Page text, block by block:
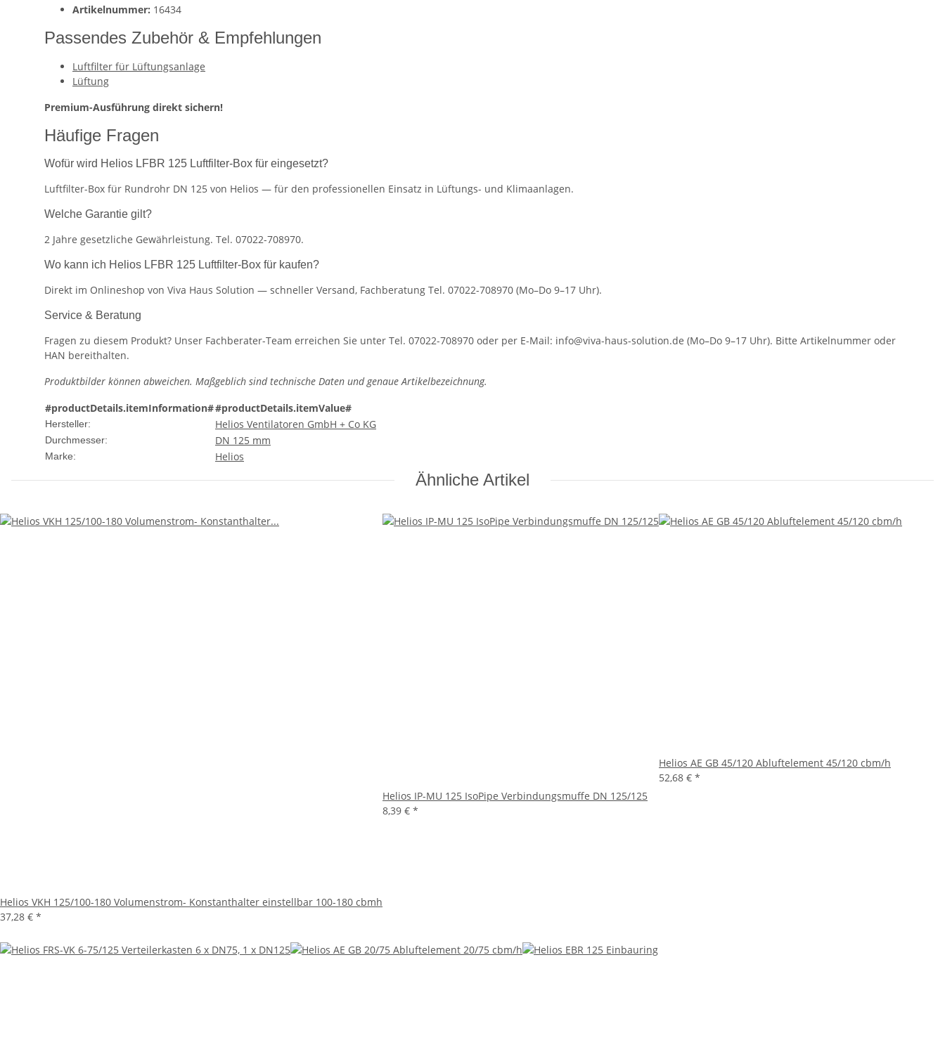
Artikelnummer: 16434
Passendes Zubehör & Empfehlungen
Luftfilter für Lüftungsanlage
Lüftung
Premium-Ausführung direkt sichern!
Häufige Fragen
Wofür wird Helios LFBR 125 Luftfilter-Box für eingesetzt?
Luftfilter-Box für Rundrohr DN 125 von Helios — für den professionellen Einsatz in Lüftungs- und Klimaanlagen.
Welche Garantie gilt?
2 Jahre gesetzliche Gewährleistung. Tel. 07022-708970.
Wo kann ich Helios LFBR 125 Luftfilter-Box für kaufen?
Direkt im Onlineshop von Viva Haus Solution — schneller Versand, Fachberatung Tel. 07022-708970 (Mo–Do 9–17 Uhr).
Service & Beratung
Fragen zu diesem Produkt? Unser Fachberater-Team erreichen Sie unter Tel. 07022-708970 oder per E-Mail: info@viva-haus-solution.de (Mo–Do 9–17 Uhr). Bitte Artikelnummer oder
HAN bereithalten.
Produktbilder können abweichen. Maßgeblich sind technische Daten und genaue Artikelbezeichnung.
#productDetails.itemInformation##productDetails.itemValue#
Hersteller: Helios Ventilatoren GmbH + Co KG
Durchmesser: DN 125 mm
Marke: Helios
Ähnliche Artikel
Helios VKH 125/100-180 Volumenstrom- Konstanthalter einstellbar 100-180 cbmh
37,28 € *
Helios IP-MU 125 IsoPipe Verbindungsmuffe DN 125/125
8,39 € *
Helios AE GB 45/120 Abluftelement 45/120 cbm/h
52,68 € *